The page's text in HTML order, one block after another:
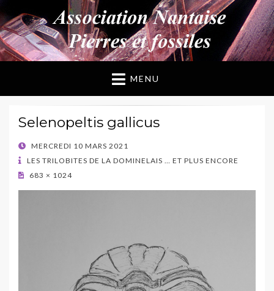
ANPF
Association Nantaise Pierres et Fossiles
MENU
Selenopeltis gallicus
POSTED
ON
MERCREDI 10 MARS 2021
LES TRILOBITES DE LA DOMINELAIS … ET PLUS ENCORE
683 × 1024